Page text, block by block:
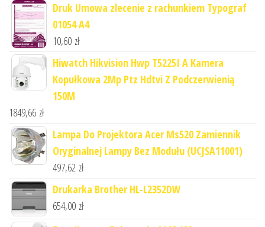
Druk Umowa zlecenie z rachunkiem Typograf
01054 A4
10,60 zł
Hiwatch Hikvision Hwp T5225I A Kamera
Kopułkowa 2Mp Ptz Hdtvi Z Podczerwienią
150M
1849,66 zł
Lampa Do Projektora Acer Ms520 Zamiennik
Oryginalnej Lampy Bez Modułu (UCJSA11001)
497,62 zł
Drukarka Brother HL-L2352DW
654,00 zł